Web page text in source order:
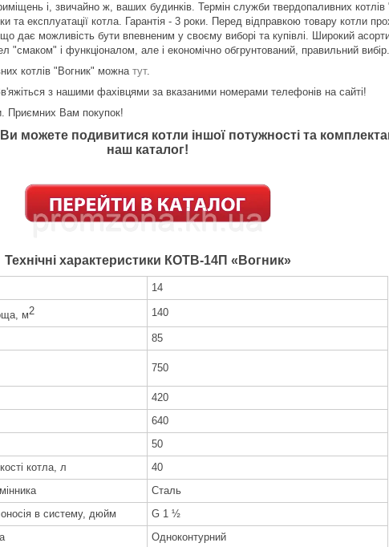
і, звичайно ж, ваших будинків. Термін служби твердопаливних
та експлуатації котла. Гарантія - 3 роки. Перед відправкою товару котли
що дає можливість бути впевненим у своєму виборі та купівлі. Широкий
"смаком" і функціоналом, але і економічно обгрунтований, правильний вибір.
котлів "Вогник" можнатут.
з нашими фахівцями за вказаними номерами телефонів на сайті!
Приємних Вам покупок!
можете подивитися котли іншої потужності та
наш каталог!
Технічні характеристики КОТВ-14П «Вогник»
14
м2 140
85
750
420
640
50
котла, л
40
Сталь
в систему, дюйм
G 1 ½
Одноконтурний